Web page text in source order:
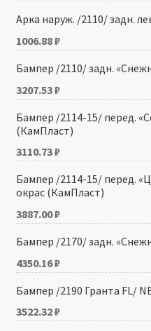
Арка наруж. /2110/ задн.
1006.88₽
Бампер /2110/ задн.
3207.53₽
Бампер /2114-15/ перед.
(КамПласт)
3110.73₽
Бампер /2114-15/ перед.
окрас (КамПласт)
3887.00₽
Бампер /2170/ задн.
4350.16₽
Бампер /2190 Гранта FL/
3522.32₽